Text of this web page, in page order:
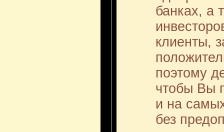
банках, а
клиенты,
поэтому
чтобы Вы
и на
без